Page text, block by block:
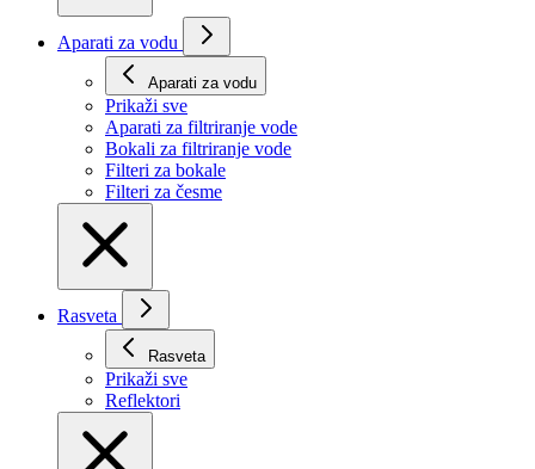
Aparati za vodu
Aparati za vodu
Prikaži svе
Aparati za filtriranje vode
Bokali za filtriranje vode
Filteri za bokale
Filteri za česme
Rasveta
Rasveta
Prikaži svе
Reflektori